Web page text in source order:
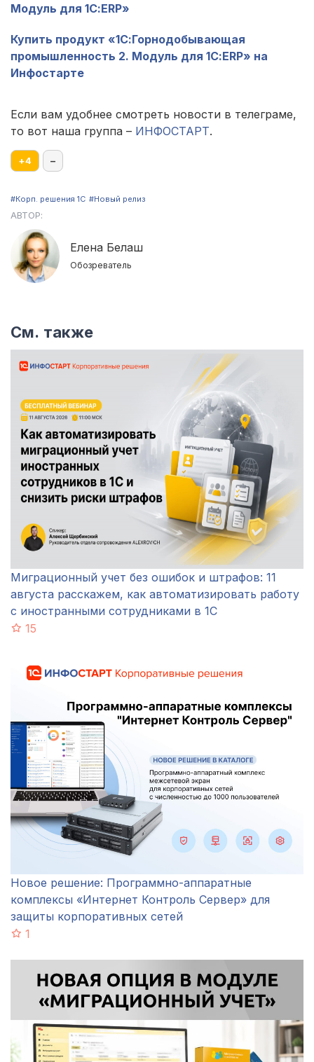
Модуль для 1С:ERP»
Купить продукт «1С:Горнодобывающая
промышленность 2. Модуль для 1С:ERP» на
Инфостарте
Если вам удобнее смотреть новости в телеграме,
то вот наша группа – ИНФОСТАРТ.
+4 –
#Корп. решения 1С #Новый релиз
АВТОР:
Елена Белаш
Обозреватель
См. также
Миграционный учет без ошибок и штрафов: 11
августа расскажем, как автоматизировать работу
с иностранными сотрудниками в 1С
15
Новое решение: Программно-аппаратные
комплексы «Интернет Контроль Сервер» для
защиты корпоративных сетей
1